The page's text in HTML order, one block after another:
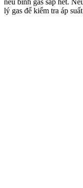
nếu bình gas sắp hết.
lý gas để kiểm tra áp